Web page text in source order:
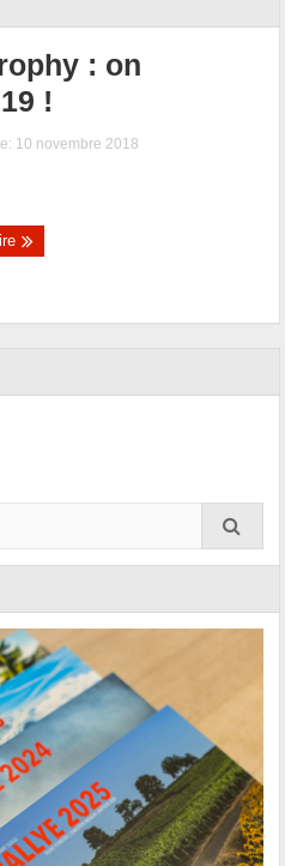
: on
!
10 novembre 2018